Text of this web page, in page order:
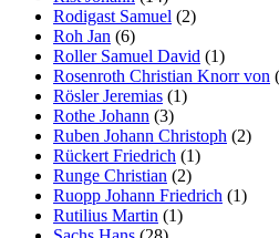
Rodigast Samuel (2)
Roh Jan (6)
Roller Samuel David (1)
Rosenroth Christian Knorr von
Rösler Jeremias (1)
Rothe Johann (3)
Ruben Johann Christoph (2)
Rückert Friedrich (1)
Runge Christian (2)
Ruopp Johann Friedrich (1)
Rutilius Martin (1)